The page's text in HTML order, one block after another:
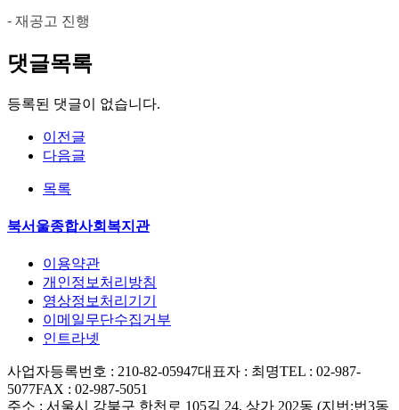
- 재공고 진행
댓글목록
등록된 댓글이 없습니다.
이전글
다음글
목록
북서울종합사회복지관
이용약관
개인정보처리방침
영상정보처리기기
이메일무단수집거부
인트라넷
사업자등록번호 : 210-82-05947대표자 : 최명TEL : 02-987-
5077FAX : 02-987-5051
주소 : 서울시 강북구 한천로 105길 24, 상가 202동 (지번:번3동